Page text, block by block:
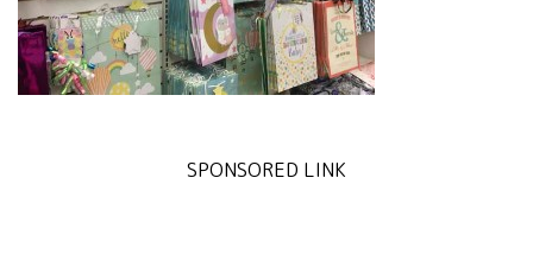
SPONSORED LINK